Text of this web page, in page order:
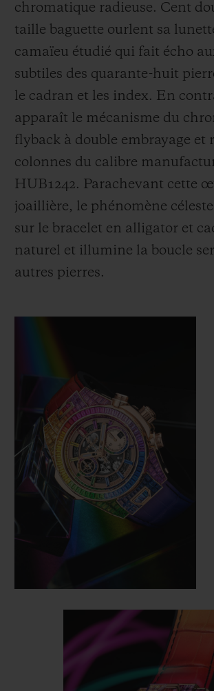
chromatique radieuse. Cent
taille baguette ourlent sa
camaïeu étudié qui fait écho
subtiles des quarante-huit
le cadran et les index. En
apparaît le mécanisme du
flyback à double embrayage et
colonnes du calibre
HUB1242. Parachevant cette
joaillière, le phénomène
sur le bracelet en alligator et
naturel et illumine la boucle
autres pierres.